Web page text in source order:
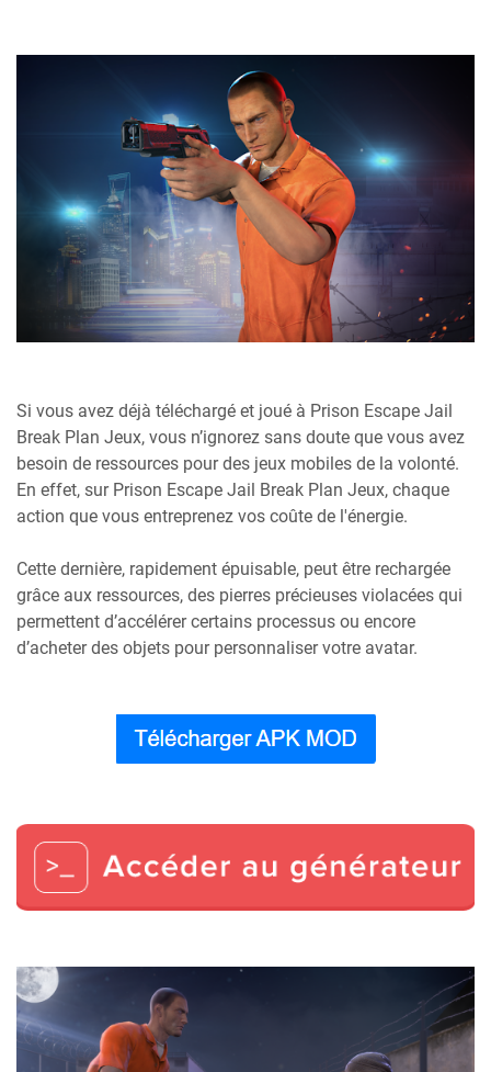
Si vous avez déjà téléchargé et joué à Prison Escape Jail
Break Plan Jeux, vous n’ignorez sans doute que vous avez
besoin de ressources pour des jeux mobiles de la volonté.
En effet, sur Prison Escape Jail Break Plan Jeux, chaque
action que vous entreprenez vos coûte de l'énergie.
Cette dernière, rapidement épuisable, peut être rechargée
grâce aux ressources, des pierres précieuses violacées qui
permettent d’accélérer certains processus ou encore
d’acheter des objets pour personnaliser votre avatar.